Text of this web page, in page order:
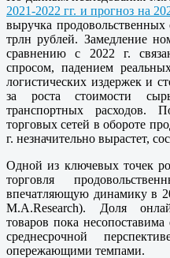
2021-2022 гг. и прогноз на
выручка
трлн рублей. Замедление
сравнению с 2022 г.
спросом, падением
логистических издержек и
за роста стоимости
транспортных расходов.
торговых сетей в обороте
г. незначительно вырастет,
Одной из ключевых точек
торговля
впечатляющую динамику в
M.A.Research). Доля
товаров пока
среднесрочной
опережающими темпами.